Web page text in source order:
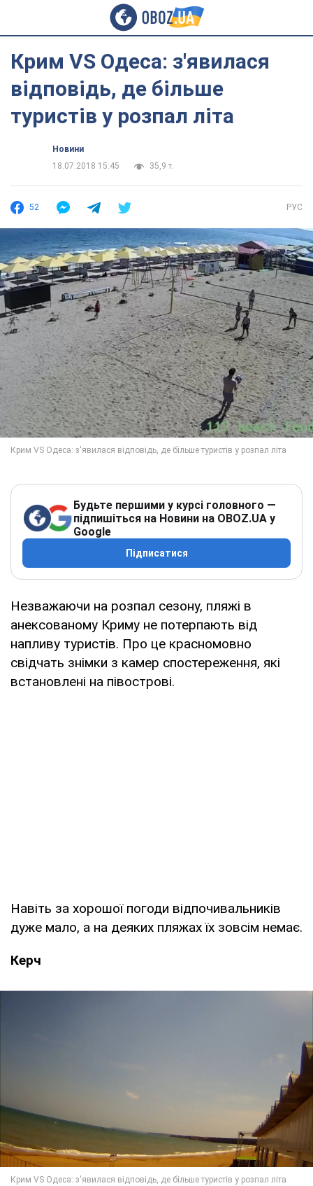
Крим VS Одеса: з'явилася
відповідь, де більше
туристів у розпал літа
Новини
18.07.2018 15:45
35,9 т.
52 РУС
Будьте першими у курсі головного —
підпишіться на Новини на OBOZ.UA у
Google
Підписатися
Незважаючи на розпал сезону, пляжі в
анексованому Криму не потерпають від
напливу туристів. Про це красномовно
свідчать знімки з камер спостереження, які
встановлені на півострові.
Навіть за хорошої погоди відпочивальників
дуже мало, а на деяких пляжах їх зовсім немає.
Керч